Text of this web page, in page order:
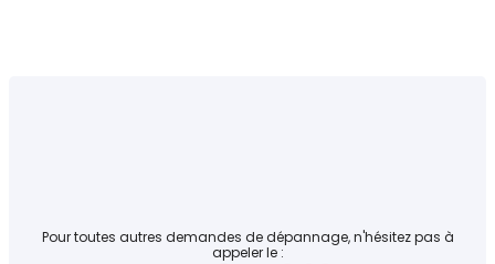
Pour toutes autres demandes de dépannage, n'hésitez pas à
appeler le :